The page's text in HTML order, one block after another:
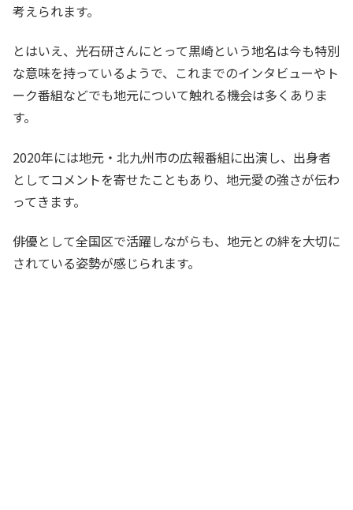
考えられます。
とはいえ、光石研さんにとって黒崎という地名は今も特別
な意味を持っているようで、これまでのインタビューやト
ーク番組などでも地元について触れる機会は多くありま
す。
2020年には地元・北九州市の広報番組に出演し、出身者
としてコメントを寄せたこともあり、地元愛の強さが伝わ
ってきます。
俳優として全国区で活躍しながらも、地元との絆を大切に
されている姿勢が感じられます。